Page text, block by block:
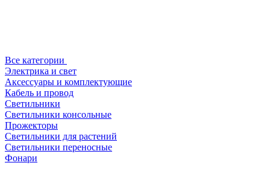
Все категории
Электрика и свет
Аксессуары и комплектующие
Кабель и провод
Светильники
Светильники консольные
Прожекторы
Светильники для растений
Светильники переносные
Фонари